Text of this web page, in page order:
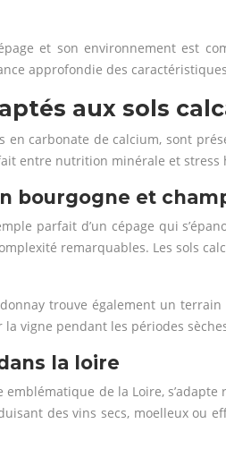
et son environnement est
approfondie des
aux sols
en carbonate de calcium, sont
entre nutrition minérale et
bourgogne et
parfait d’un cépage qui
remarquables. Les sols
trouve également un
vigne pendant les périodes
la loire
emblématique de la Loire,
des vins secs, moelleux ou